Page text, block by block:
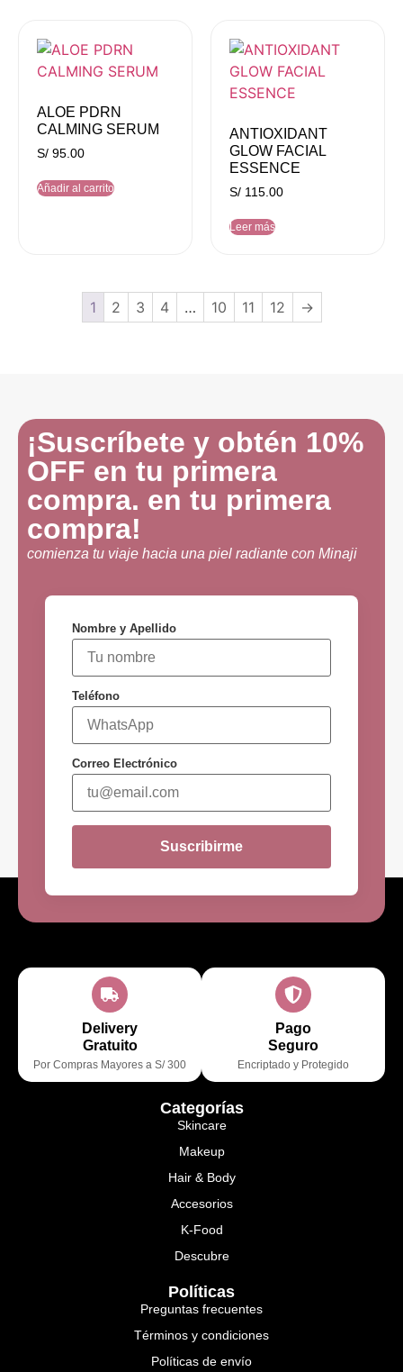
ALOE PDRN
CALMING SERUM
S/ 95.00
Añadir al carrito
ANTIOXIDANT
GLOW FACIAL
ESSENCE
S/ 115.00
Leer más
1 2 3 4 … 10 11 12 →
¡Suscríbete y obtén 10%
OFF en tu primera
compra. en tu primera
compra!
comienza tu viaje hacia una piel radiante con Minaji
Nombre y Apellido
Teléfono
Correo Electrónico
Suscribirme
Delivery
Gratuito
Por Compras Mayores a S/ 300
Pago
Seguro
Encriptado y Protegido
Categorías
Skincare
Makeup
Hair & Body
Accesorios
K-Food
Descubre
Políticas
Preguntas frecuentes
Términos y condiciones
Políticas de envío